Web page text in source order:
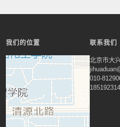
我们的位置 联系我们
北京市大
010-